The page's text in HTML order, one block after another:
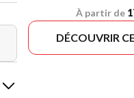
À partir de
DÉCOUVRIR